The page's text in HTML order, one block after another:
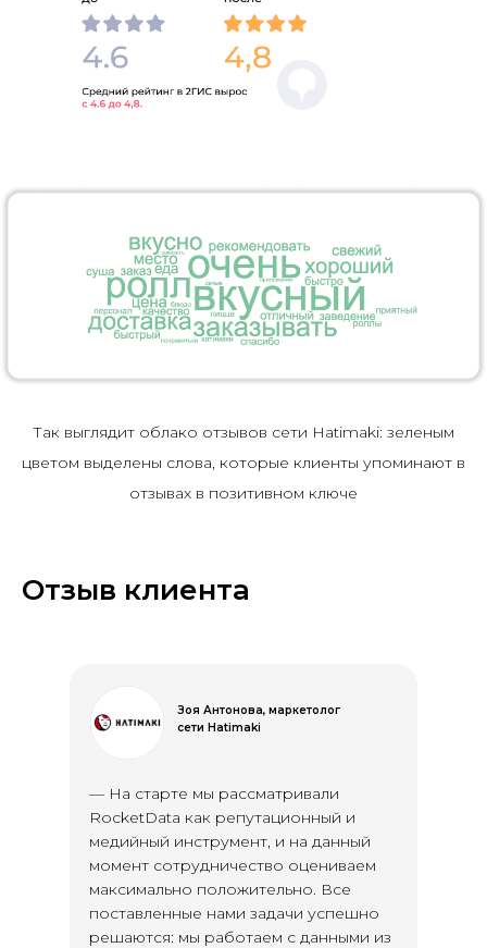
Так выглядит облако отзывов сети Hatimaki: зеленым
цветом выделены слова, которые клиенты упоминают в
отзывах в позитивном ключе
Отзыв клиента
— На старте мы рассматривали
RocketData как репутационный и
медийный инструмент, и на данный
момент сотрудничество оцениваем
максимально положительно. Все
поставленные нами задачи успешно
решаются: мы работаем с данными из
Зоя Антонова, маркетолог
сети Hatimaki